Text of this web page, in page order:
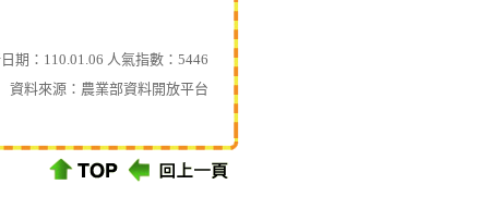
期：110.01.06 人氣指數：5446
資料來源： 農業部資料開放平台